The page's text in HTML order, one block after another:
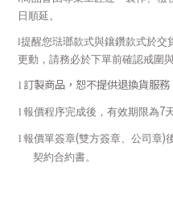
日順延。
l提醒您琺瑯款式與鑲鑽款式於交
更動，請務必於下單前確認戒圍
l 訂製商品，恕不提供退換貨服務
l 報價程序完成後，有效期限為7
l 報價單簽章(雙方簽章、公司章)
契約合約書。